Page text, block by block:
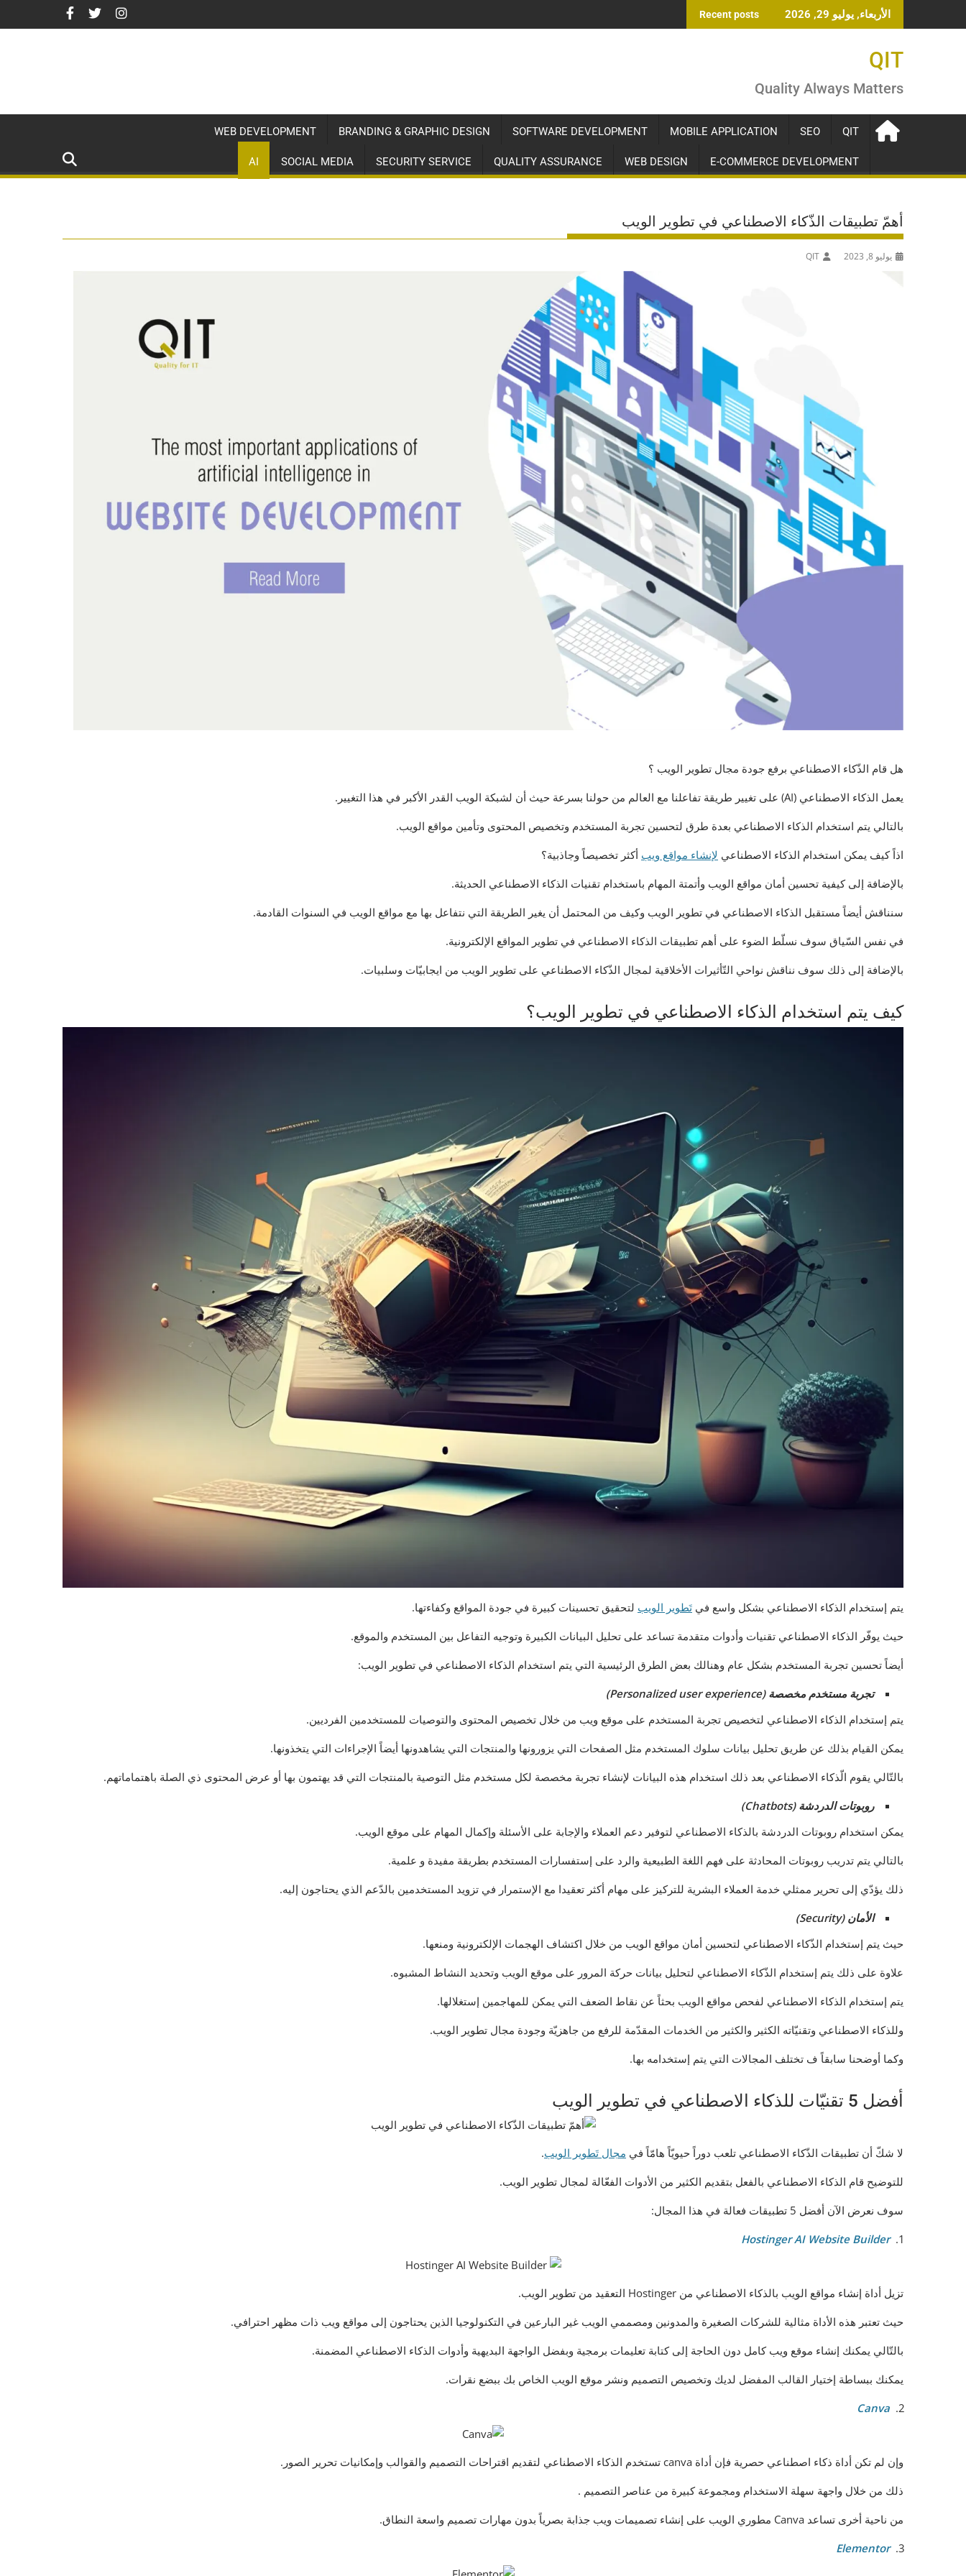
to
الأربعاء, يوليو 29, 2026 Recent posts
QIT
Quality Always Matters
QIT
SEO
MOBILE APPLICATION
SOFTWARE DEVELOPMENT
BRANDING & GRAPHIC DESIGN
WEB DEVELOPMENT
E-COMMERCE DEVELOPMENT
WEB DESIGN
QUALITY ASSURANCE
SECURITY SERVICE
SOCIAL MEDIA
AI
أهمّ تطبيقات الذّكاء الاصطناعي في تطوير الويب
يوليو 8, 2023 QIT
هل قام الذّكاء الاصطناعي برفع جودة مجال تطوير الويب ؟
يعمل الذكاء الاصطناعي (AI) على تغيير طريقة تفاعلنا مع العالم من حولنا بسرعة حيث أن لشبكة الويب القدر الأكبر في هذا التغيير.
بالتالي يتم استخدام الذكاء الاصطناعي بعدة طرق لتحسين تجربة المستخدم وتخصيص المحتوى وتأمين مواقع الويب.
اذاً كيف يمكن استخدام الذكاء الاصطناعي لإنشاء مواقع ويب أكثر تخصيصاً وجاذبية؟
بالإضافة إلى كيفية تحسين أمان مواقع الويب وأتمتة المهام باستخدام تقنيات الذكاء الاصطناعي الحديثة.
سنناقش أيضاً مستقبل الذكاء الاصطناعي في تطوير الويب وكيف من المحتمل أن يغير الطريقة التي نتفاعل بها مع مواقع الويب في السنوات القادمة.
في نفس السّياق سوف نسلّط الضوء على أهم تطبيقات الذكاء الاصطناعي في تطوير المواقع الإلكترونية.
بالإضافة إلى ذلك سوف نناقش نواحي التّأثيرات الأخلاقية لمجال الذّكاء الاصطناعي على تطوير الويب من ايجابيّات وسلبيات.
كيف يتم استخدام الذكاء الاصطناعي في تطوير الويب؟
يتم إستخدام الذكاء الاصطناعي بشكل واسع في تَطوير الويب لتحقيق تحسينات كبيرة في جودة المواقع وكفاءتها.
حيث يوفّر الذكاء الاصطناعي تقنيات وأدوات متقدمة تساعد على تحليل البيانات الكبيرة وتوجيه التفاعل بين المستخدم والموقع.
أيضاً تحسين تجربة المستخدم بشكل عام وهنالك بعض الطرق الرئيسية التي يتم استخدام الذكاء الاصطناعي في تطوير الويب:
تجربة مستخدم مخصصة (Personalized user experience)
يتم إستخدام الذكاء الاصطناعي لتخصيص تجربة المستخدم على موقع ويب من خلال تخصيص المحتوى والتوصيات للمستخدمين الفرديين.
يمكن القيام بذلك عن طريق تحليل بيانات سلوك المستخدم مثل الصفحات التي يزورونها والمنتجات التي يشاهدونها أيضاً الإجراءات التي يتخذونها.
بالتّالي يقوم الّذكاء الاصطناعي بعد ذلك استخدام هذه البيانات لإنشاء تجربة مخصصة لكل مستخدم مثل التوصية بالمنتجات التي قد يهتمون بها أو عرض المحتوى ذي الصلة باهتماماتهم.
روبوتات الدردشة (Chatbots)
يمكن استخدام روبوتات الدردشة بالذكاء الاصطناعي لتوفير دعم العملاء والإجابة على الأسئلة وإكمال المهام على موقع الويب.
بالتالي يتم تدريب روبوتات المحادثة على فهم اللغة الطبيعية والرد على إستفسارات المستخدم بطريقة مفيدة و علمية.
ذلك يؤدّي إلى تحرير ممثلي خدمة العملاء البشرية للتركيز على مهام أكثر تعقيدا مع الإستمرار في تزويد المستخدمين بالدّعم الذي يحتاجون إليه.
الأمان (Security)
حيث يتم إستخدام الذّكاء الاصطناعي لتحسين أمان مواقع الويب من خلال اكتشاف الهجمات الإلكترونية ومنعها.
علاوة على ذلك يتم إستخدام الذّكاء الاصطناعي لتحليل بيانات حركة المرور على موقع الويب وتحديد النشاط المشبوه.
يتم إستخدام الذكاء الاصطناعي لفحص مواقع الويب بحثاً عن نقاط الضعف التي يمكن للمهاجمين إستغلالها.
وللذكاء الاصطناعي وتقنيّاته الكثير والكثير من الخدمات المقدّمة للرفع من جاهزيّة وجودة مجال تطوير الويب.
وكما أوضحنا سابقاً ف تختلف المجالات التي يتم إستخدامه بها.
أفضل 5 تقنيّات للذكاء الاصطناعي في تطوير الويب
لا شكّ أن تطبيقات الذّكاء الاصطناعي تلعب دوراً حيويّاً هامّاً في مجال تَطوير الويب.
للتوضيح قام الذكاء الاصطناعي بالفعل بتقديم الكثير من الأدوات الفعّالة لمجال تطوير الويب.
سوف نعرض الآن أفضل 5 تطبيقات فعالة في هذا المجال:
Hostinger AI Website Builder
تزيل أداة إنشاء مواقع الويب بالذكاء الاصطناعي من Hostinger التعقيد من تطوير الويب.
حيث تعتبر هذه الأداة مثالية للشركات الصغيرة والمدونين ومصممي الويب غير البارعين في التكنولوجيا الذين يحتاجون إلى مواقع ويب ذات مظهر احترافي.
بالتّالي يمكنك إنشاء موقع ويب كامل دون الحاجة إلى كتابة تعليمات برمجية وبفضل الواجهة البديهية وأدوات الذكاء الاصطناعي المضمنة.
يمكنك ببساطة إختيار القالب المفضل لديك وتخصيص التصميم ونشر موقع الويب الخاص بك ببضع نقرات.
Canva
وإن لم تكن أداة ذكاء اصطناعي حصرية فإن أداة canva تستخدم الذكاء الاصطناعي لتقديم اقتراحات التصميم والقوالب وإمكانيات تحرير الصور.
ذلك من خلال واجهة سهلة الاستخدام ومجموعة كبيرة من عناصر التصميم .
من ناحية أخرى تساعد Canva مطوري الويب على إنشاء تصميمات ويب جذابة بصرياً بدون مهارات تصميم واسعة النطاق.
Elementor